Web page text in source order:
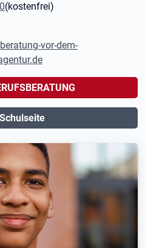
(kostenfrei)
vor-dem-